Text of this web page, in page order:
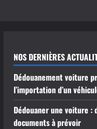
NOS DERNIÈRES
Dédouanement voiture
l’importation d’un
Dédouaner une voiture :
documents à prévoir